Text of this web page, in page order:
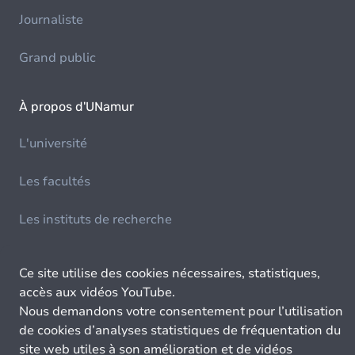
Journaliste
Grand public
À propos d'UNamur
L'université
Les facultés
Les instituts de recherche
Recherches & Innovations
Université & Société
Ce site utilise des cookies nécessaires, statistiques,
accès aux vidéos YouTube.
Nous demandons votre consentement pour l’utilisation
de cookies d’analyses statistiques de fréquentation du
site web utiles à son amélioration et de vidéos